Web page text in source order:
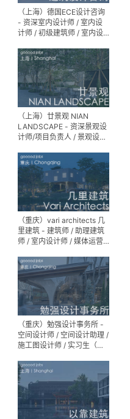
（上海）德国ECE设计咨询
- 资深室内设计师 / 室内设
计师 / 初级建筑师 / 室内设
习生
（上海）廿景观 NIAN
LANDSCAPE - 资深景观设
计师/项目负责人 / 景观设计
（重庆）vari architects 几
里建筑 - 建筑师 / 助理建筑
师 / 室内设计师 / 媒体运营
（重庆）勉强设计事务所 -
空间设计师 / 空间设计助理 /
施工图设计师 / 实习生（长